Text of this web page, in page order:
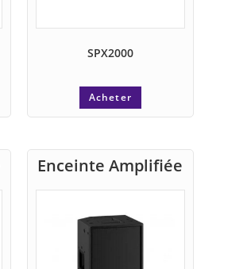
SPX2000
Acheter
Enceinte Amplifiée